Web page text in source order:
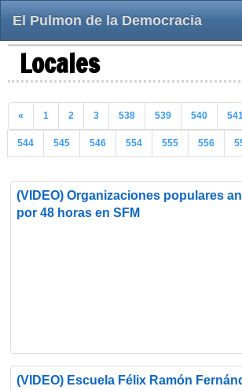
El Pulmon de la Democracia
Locales
« 1 2 3 538 539 540
544 545 546 554 555 556
(VIDEO) Organizaciones populares
por 48 horas en SFM
(VIDEO) Escuela Félix Ramón